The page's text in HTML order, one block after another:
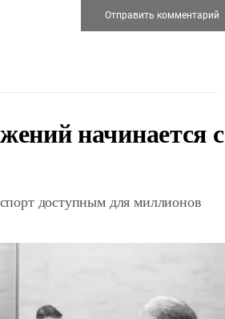
начинается с
доступным для миллионов